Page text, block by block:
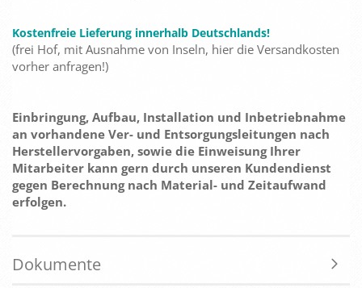
Kostenfreie Lieferung innerhalb Deutschlands!
(frei Hof, mit Ausnahme von Inseln, hier die Versandkosten
vorher anfragen!)
Einbringung, Aufbau, Installation und Inbetriebnahme
an vorhandene Ver- und Entsorgungsleitungen nach
Herstellervorgaben, sowie die Einweisung Ihrer
Mitarbeiter kann gern durch unseren Kundendienst
gegen Berechnung nach Material- und Zeitaufwand
erfolgen.
Dokumente